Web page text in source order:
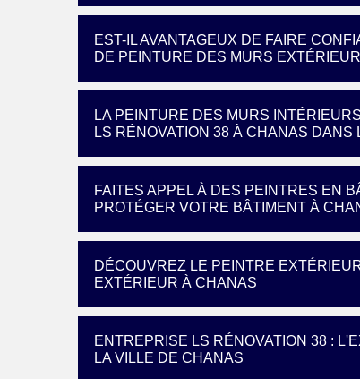
EST-IL AVANTAGEUX DE FAIRE
DE PEINTURE DES MURS
LA PEINTURE DES MURS
LS RÉNOVATION 38 À CHANAS DANS
FAITES APPEL À DES PEINTRES EN
PROTÉGER VOTRE BÂTIMENT À
DÉCOUVREZ LE PEINTRE
EXTÉRIEUR À CHANAS
ENTREPRISE LS RÉNOVATION 38 :
LA VILLE DE CHANAS